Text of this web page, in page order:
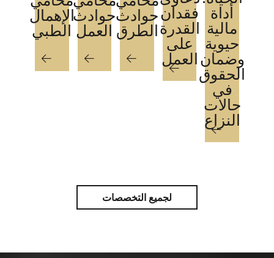
أداة
مالية
حيوية
وضمان
الحقوق
في
حالات
النزاع
فقدان
القدرة
على
العمل
حوادث
الطرق
حوادث
العمل
الإهمال
الطبي
لجميع التخصصات